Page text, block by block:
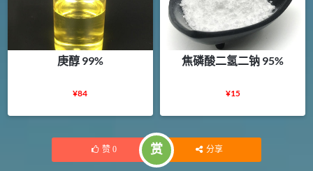
庚醇 99%
¥84
焦磷酸二氢二钠 95%
¥15
赞 0 赏 分享